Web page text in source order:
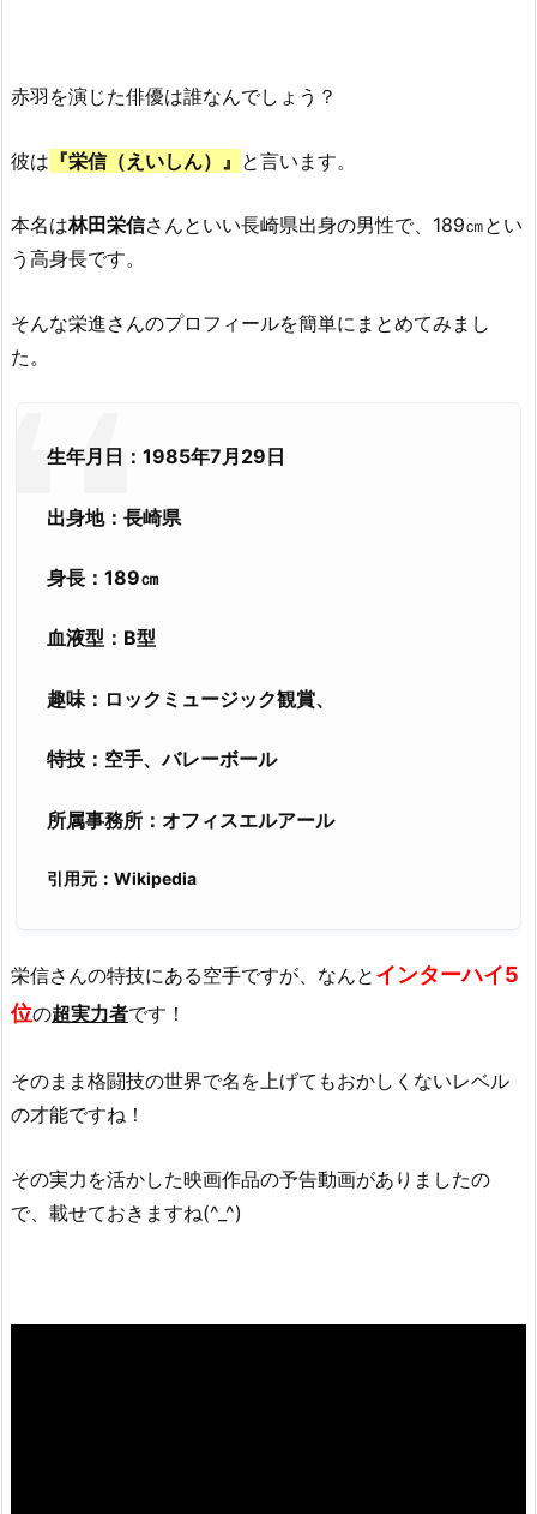
赤羽を演じた俳優は誰なんでしょう？
彼は 『栄信（えいしん）』 と言います。
本名は林田栄信さんといい長崎県出身の男性で、189㎝とい
う高身長です。
そんな栄進さんのプロフィールを簡単にまとめてみまし
た。
生年月日：1985年7月29日
出身地：長崎県
身長：189㎝
血液型：B型
趣味：ロックミュージック観賞、
特技：空手、バレーボール
所属事務所：オフィスエルアール
引用元：Wikipedia
栄信さんの特技にある空手ですが、なんと インターハイ5
位の超実力者です！
そのまま格闘技の世界で名を上げてもおかしくないレベル
の才能ですね！
その実力を活かした映画作品の予告動画がありましたの
で、載せておきますね(^_^)